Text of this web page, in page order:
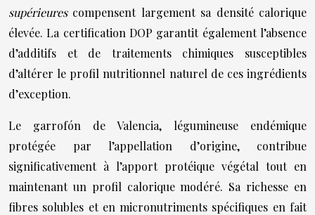
supérieurescompensent largement sa densité calorique
élevée. La certification DOP garantit également l’absence
d’additifs et de traitements chimiques susceptibles
d’altérer le profil nutritionnel naturel de ces ingrédients
d’exception.
Le garrofón de Valencia, légumineuse endémique
protégée par l’appellation d’origine, contribue
significativement à l’apport protéique végétal tout en
maintenant un profil calorique modéré. Sa richesse en
fibres solubles et en micronutriments spécifiques en fait